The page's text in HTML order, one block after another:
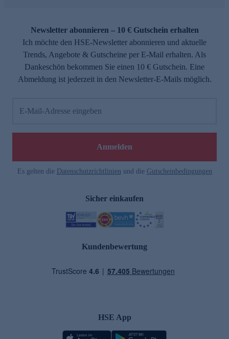
Newsletter abonnieren – 10 € Gutschein erhalten
Ich möchte den HSE-Newsletter abonnieren und aktuelle
Trends, Angebote & Gutscheine per E-Mail erhalten. Als
Dankeschön bekommen Sie einen 10 € Gutschein. Eine
Abmeldung ist jederzeit in den Newsletter-E-Mails möglich.
E-Mail-Adresse eingeben
Anmelden
Es gelten die Datenschutzrichtlinien und die Gutscheinbedingungen
Sicher einkaufen
Kundenbewertung
HSE App